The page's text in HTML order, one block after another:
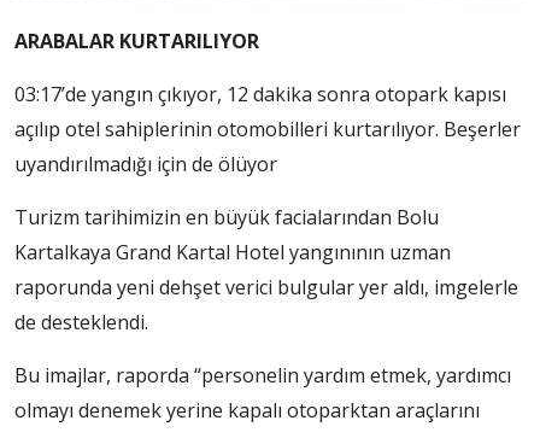
ARABALAR KURTARILIYOR
03:17’de yangın çıkıyor, 12 dakika sonra otopark kapısı
açılıp otel sahiplerinin otomobilleri kurtarılıyor. Beşerler
uyandırılmadığı için de ölüyor
Turizm tarihimizin en büyük facialarından Bolu
Kartalkaya Grand Kartal Hotel yangınının uzman
raporunda yeni dehşet verici bulgular yer aldı, imgelerle
de desteklendi.
Bu imajlar, raporda “personelin yardım etmek, yardımcı
olmayı denemek yerine kapalı otoparktan araçlarını